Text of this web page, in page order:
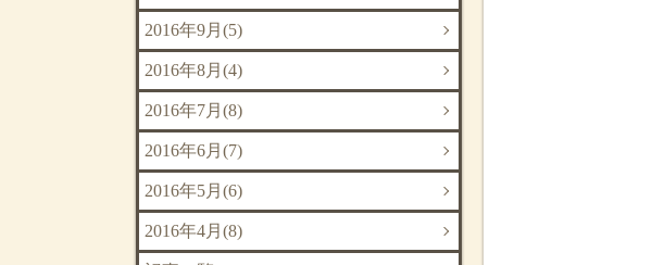
2016年9月(5)
2016年8月(4)
2016年7月(8)
2016年6月(7)
2016年5月(6)
2016年4月(8)